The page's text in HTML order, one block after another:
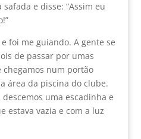
e disse: “Assim eu
foi me guiando. A gente se
de passar por umas
num portão
área da piscina do clube.
uma escadinha e
estava vazia e com a luz